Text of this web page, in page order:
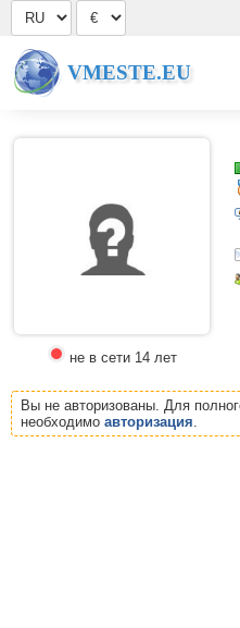
VMESTE.EU
не в сети 14 лет
Вы не авторизованы. Для
необходимо авторизация.